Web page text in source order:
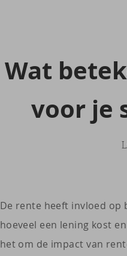
Wat
voor je
De rente heeft invloed op
hoeveel een lening kost
het om de impact van